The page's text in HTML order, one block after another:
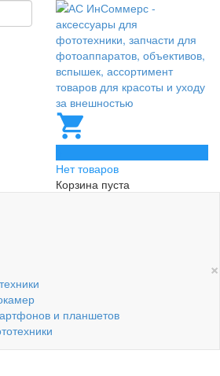
Нет товаров
Корзина пуста
×
и планшетов